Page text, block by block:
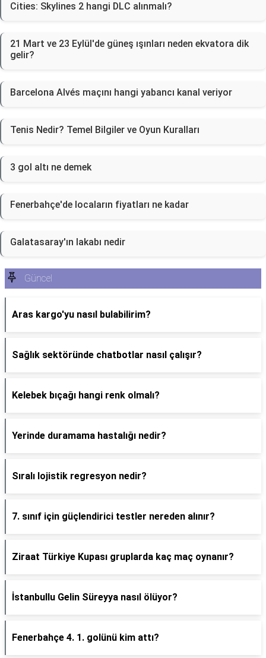
Cities: Skylines 2 hangi DLC alınmalı?
21 Mart ve 23 Eylül'de güneş ışınları neden ekvatora dik
gelir?
Barcelona Alvés maçını hangi yabancı kanal veriyor
Tenis Nedir? Temel Bilgiler ve Oyun Kuralları
3 gol altı ne demek
Fenerbahçe'de locaların fiyatları ne kadar
Galatasaray'ın lakabı nedir
Güncel
Aras kargo'yu nasıl bulabilirim?
Sağlık sektöründe chatbotlar nasıl çalışır?
Kelebek bıçağı hangi renk olmalı?
Yerinde duramama hastalığı nedir?
Sıralı lojistik regresyon nedir?
7. sınıf için güçlendirici testler nereden alınır?
Ziraat Türkiye Kupası gruplarda kaç maç oynanır?
İstanbullu Gelin Süreyya nasıl ölüyor?
Fenerbahçe 4. 1. golünü kim attı?